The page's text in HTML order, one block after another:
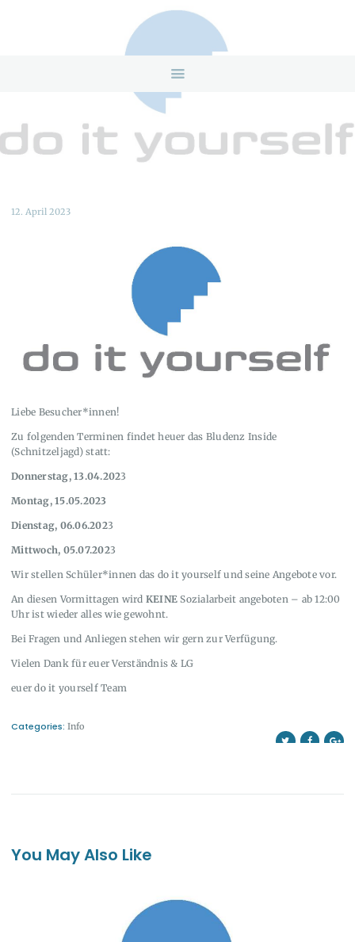
ANGEBOTE
INFOS & LINKS
NEWS
KONTAKTDATEN
12. April 2023
Liebe Besucher*innen!
Zu folgenden Terminen findet heuer das Bludenz Inside
(Schnitzeljagd) statt:
Donnerstag, 13.04.2023
Montag, 15.05.2023
Dienstag, 06.06.2023
Mittwoch, 05.07.2023
Wir stellen Schüler*innen das do it yourself und seine Angebote vor.
An diesen Vormittagen wird KEINE Sozialarbeit angeboten – ab 12:00
Uhr ist wieder alles wie gewohnt.
Bei Fragen und Anliegen stehen wir gern zur Verfügung.
Vielen Dank für euer Verständnis & LG
euer do it yourself Team
Categories: Info
You May Also Like